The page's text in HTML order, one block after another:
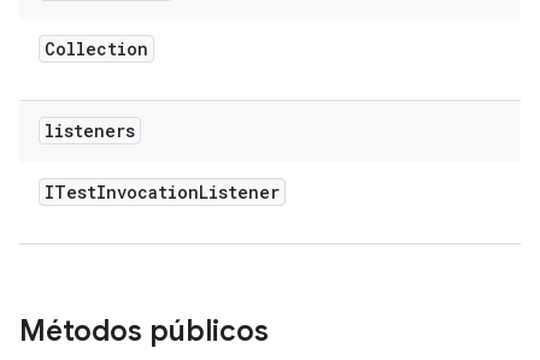
Collection
listeners
ITestInvocationListener
Métodos públicos